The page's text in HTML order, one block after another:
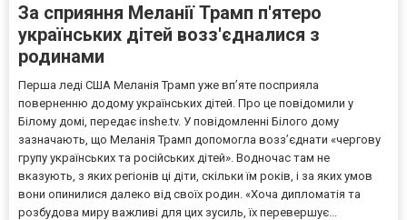
За сприяння Меланії Трамп п'ятеро
українських дітей возз'єдналися з
родинами
Перша леді США Меланія Трамп уже впʼяте посприяла
поверненню додому українських дітей. Про це повідомили у
Білому домі, передає inshe.tv. У повідомленні Білого дому
зазначають, що Меланія Трамп допомогла возз’єднати «чергову
групу українських та російських дітей». Водночас там не
вказують, з яких регіонів ці діти, скільки їм років, і за яких умов
вони опинилися далеко від своїх родин. «Хоча дипломатія та
розбудова миру важливі для цих зусиль, їх перевершує...